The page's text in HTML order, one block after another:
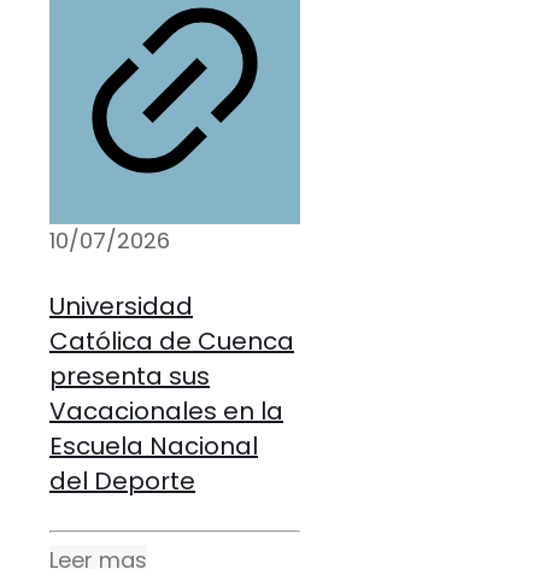
10/07/2026
Universidad
Católica de Cuenca
presenta sus
Vacacionales en la
Escuela Nacional
del Deporte
Leer mas